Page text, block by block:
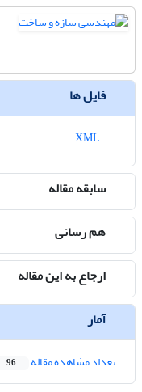
فایل ها
سابقه مقاله
هم رسانی
ارجاع به این مقاله
آمار
تعداد مشاهده مقاله 96